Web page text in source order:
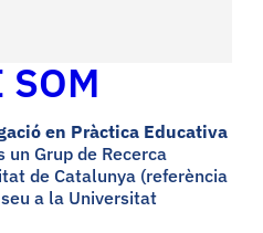
en Pràctica Educativa
un Grup de Recerca
de Catalunya (referència
a la Universitat